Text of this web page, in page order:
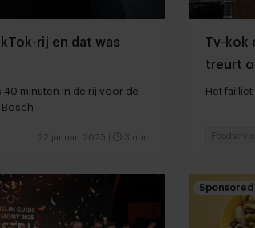
rij en dat was
40 minuten in de rij voor de
Bosch
22 januari 2025 3 min
Tv-kok
treurt
Garden
Het
Foodservice